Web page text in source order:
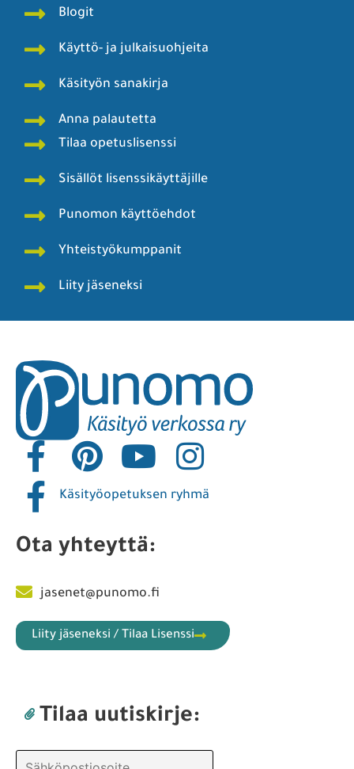
Blogit
Käyttö- ja julkaisuohjeita
Käsityön sanakirja
Anna palautetta
Tilaa opetuslisenssi
Sisällöt lisenssikäyttäjille
Punomon käyttöehdot
Yhteistyökumppanit
Liity jäseneksi
Käsityöopetuksen ryhmä
Ota yhteyttä:
jasenet@punomo.fi
Liity jäseneksi / Tilaa Lisenssi
Tilaa uutiskirje: